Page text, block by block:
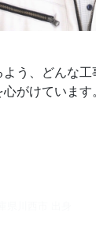
う、どんな
がけています。